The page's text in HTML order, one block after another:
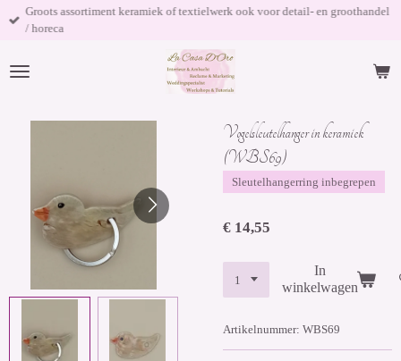
Ga
direct
de
Groots assortiment keramiek of textielwerk ook voor detail- en groothandel
/ horeca
Vogelsleutelhanger in keramiek
(WBS69)
Sleutelhangerring inbegrepen
€ 14,55
In
winkelwagen
Artikelnummer: WBS69